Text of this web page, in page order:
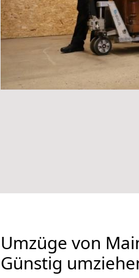
Umzüge von
Günstig